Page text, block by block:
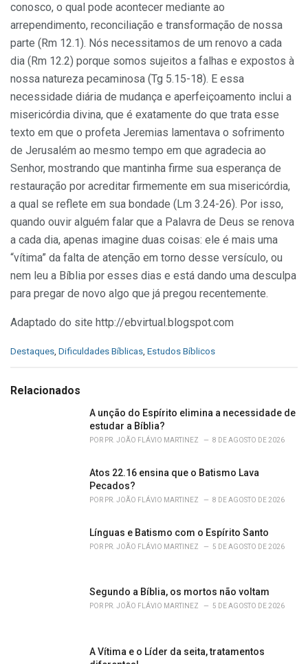
conosco, o qual pode acontecer mediante ao
arrependimento, reconciliação e transformação de nossa
parte (Rm 12.1). Nós necessitamos de um renovo a cada
dia (Rm 12.2) porque somos sujeitos a falhas e expostos à
nossa natureza pecaminosa (Tg 5.15-18). E essa
necessidade diária de mudança e aperfeiçoamento inclui a
misericórdia divina, que é exatamente do que trata esse
texto em que o profeta Jeremias lamentava o sofrimento
de Jerusalém ao mesmo tempo em que agradecia ao
Senhor, mostrando que mantinha firme sua esperança de
restauração por acreditar firmemente em sua misericórdia,
a qual se reflete em sua bondade (Lm 3.24-26). Por isso,
quando ouvir alguém falar que a Palavra de Deus se renova
a cada dia, apenas imagine duas coisas: ele é mais uma
“vítima” da falta de atenção em torno desse versículo, ou
nem leu a Bíblia por esses dias e está dando uma desculpa
para pregar de novo algo que já pregou recentemente.
Adaptado do site http://ebvirtual.blogspot.com
C
e
Destaques, Dificuldades Bíblicas, Estudos Bíblicos
Relacionados
A unção do Espírito elimina a necessidade de
estudar a Bíblia?
POR PR. JOÃO FLÁVIO MARTINEZ 8 DE AGOSTO DE 2026
Atos 22.16 ensina que o Batismo Lava
Pecados?
POR PR. JOÃO FLÁVIO MARTINEZ 8 DE AGOSTO DE 2026
Línguas e Batismo com o Espírito Santo
POR PR. JOÃO FLÁVIO MARTINEZ 5 DE AGOSTO DE 2026
Segundo a Bíblia, os mortos não voltam
POR PR. JOÃO FLÁVIO MARTINEZ 5 DE AGOSTO DE 2026
A Vítima e o Líder da seita, tratamentos